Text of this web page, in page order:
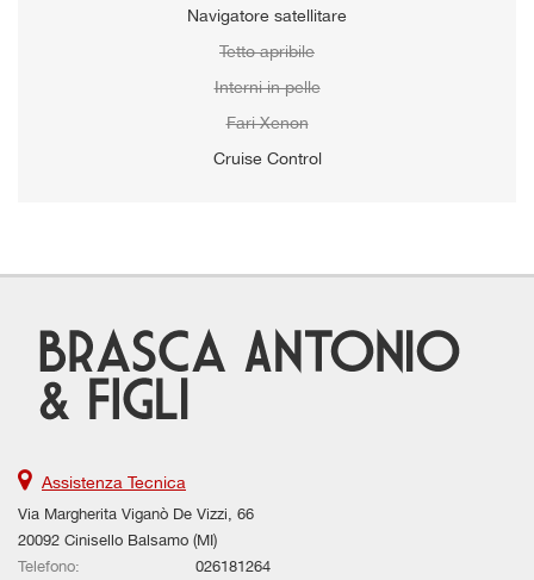
Navigatore satellitare
Tetto apribile
Interni in pelle
Fari Xenon
Cruise Control
Assistenza Tecnica
Via Margherita Viganò De Vizzi, 66
20092 Cinisello Balsamo (MI)
Telefono:
026181264